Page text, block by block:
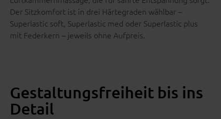
Der Sitzkomfort ist in drei Härtegraden wählbar –
Superlastic soft, Superlastic med oder Superlastic plus
mit Federkern – jeweils ohne Aufpreis.
Gestaltungsfreiheit bis ins
Detail